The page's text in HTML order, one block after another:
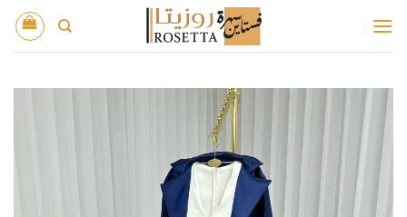
للمحتوى